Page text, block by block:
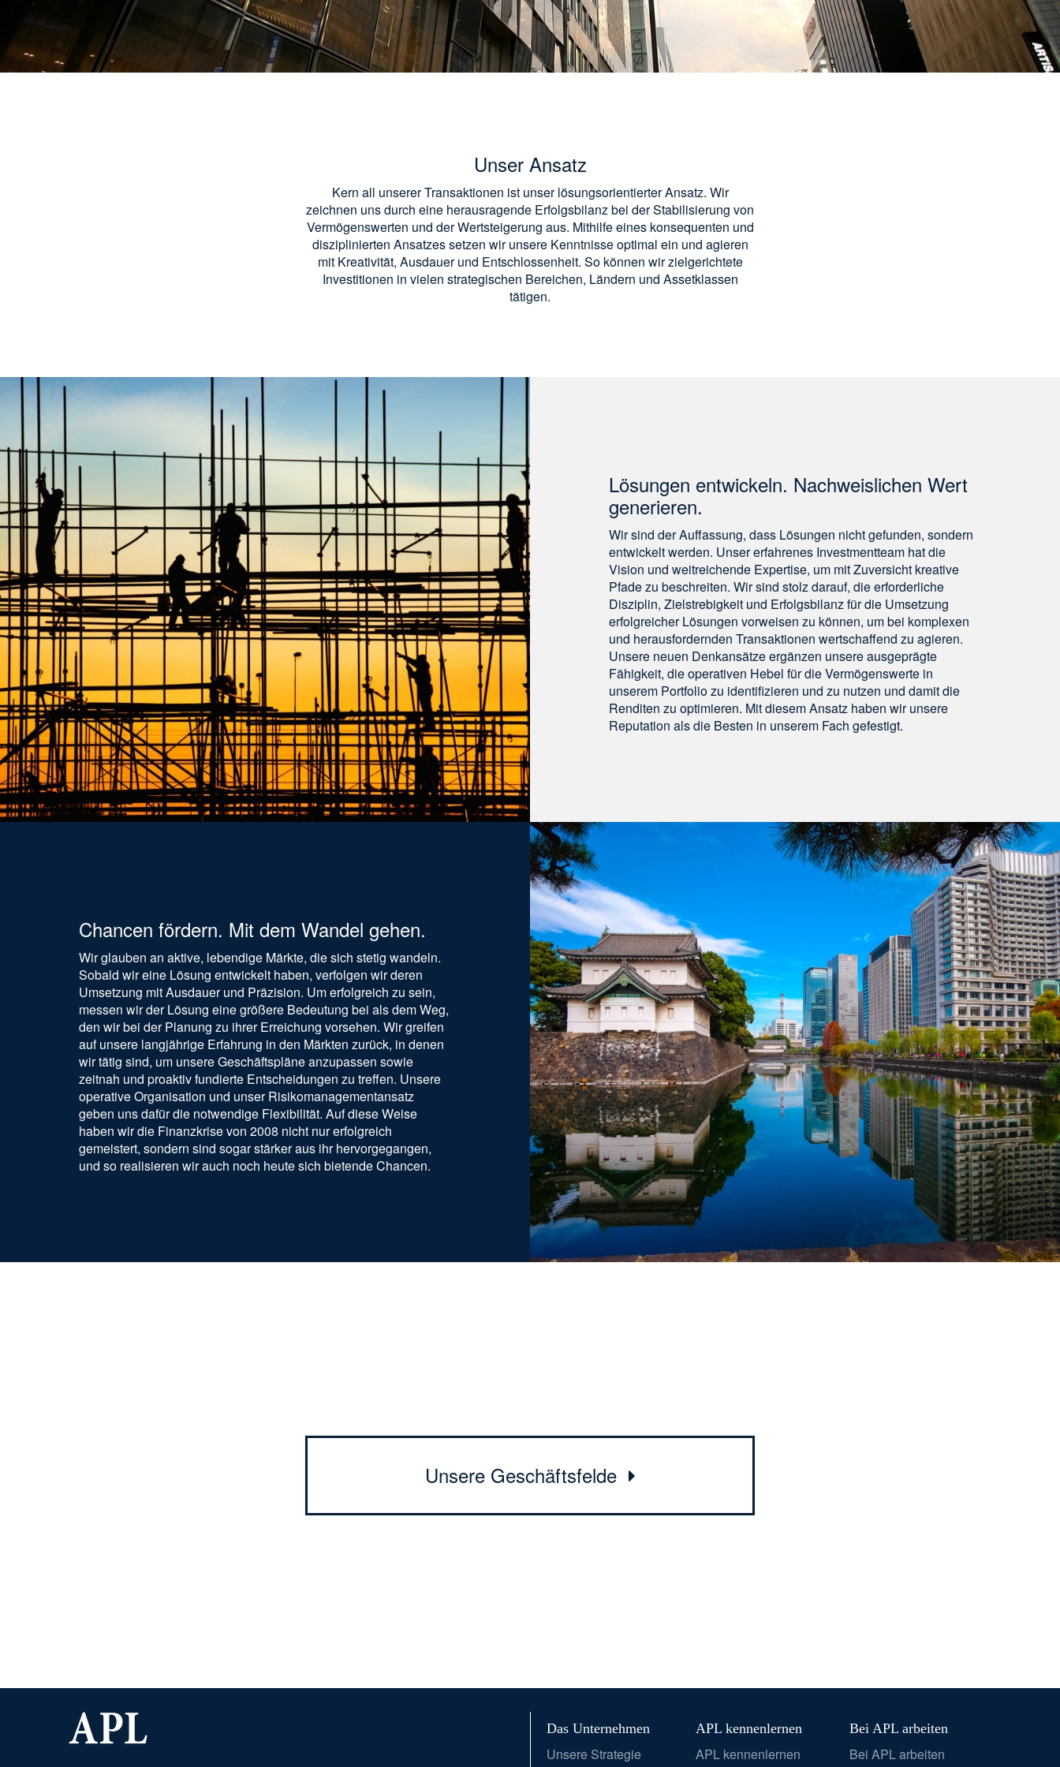
Unser Ansatz
Kern all unserer Transaktionen ist unser lösungsorientierter Ansatz. Wir
zeichnen uns durch eine herausragende Erfolgsbilanz bei der Stabilisierung von
Vermögenswerten und der Wertsteigerung aus. Mithilfe eines konsequenten und
disziplinierten Ansatzes setzen wir unsere Kenntnisse optimal ein und agieren
mit Kreativität, Ausdauer und Entschlossenheit. So können wir zielgerichtete
Investitionen in vielen strategischen Bereichen, Ländern und Assetklassen
tätigen.
Lösungen entwickeln. Nachweislichen Wert
generieren.
Wir sind der Auffassung, dass Lösungen nicht gefunden, sondern
entwickelt werden. Unser erfahrenes Investmentteam hat die
Vision und weitreichende Expertise, um mit Zuversicht kreative
Pfade zu beschreiten. Wir sind stolz darauf, die erforderliche
Disziplin, Zielstrebigkeit und Erfolgsbilanz für die Umsetzung
erfolgreicher Lösungen vorweisen zu können, um bei komplexen
und herausfordernden Transaktionen wertschaffend zu agieren.
Unsere neuen Denkansätze ergänzen unsere ausgeprägte
Fähigkeit, die operativen Hebel für die Vermögenswerte in
unserem Portfolio zu identifizieren und zu nutzen und damit die
Renditen zu optimieren. Mit diesem Ansatz haben wir unsere
Reputation als die Besten in unserem Fach gefestigt.
Chancen fördern. Mit dem Wandel gehen.
Wir glauben an aktive, lebendige Märkte, die sich stetig wandeln.
Sobald wir eine Lösung entwickelt haben, verfolgen wir deren
Umsetzung mit Ausdauer und Präzision. Um erfolgreich zu sein,
messen wir der Lösung eine größere Bedeutung bei als dem Weg,
den wir bei der Planung zu ihrer Erreichung vorsehen. Wir greifen
auf unsere langjährige Erfahrung in den Märkten zurück, in denen
wir tätig sind, um unsere Geschäftspläne anzupassen sowie
zeitnah und proaktiv fundierte Entscheidungen zu treffen. Unsere
operative Organisation und unser Risikomanagementansatz
geben uns dafür die notwendige Flexibilität. Auf diese Weise
haben wir die Finanzkrise von 2008 nicht nur erfolgreich
gemeistert, sondern sind sogar stärker aus ihr hervorgegangen,
und so realisieren wir auch noch heute sich bietende Chancen.
Unsere Geschäftsfelde
Das Unternehmen
Unsere Strategie
APL kennenlernen
APL kennenlernen
Bei APL arbeiten
Bei APL arbeiten